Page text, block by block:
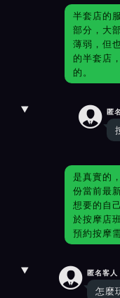
半套店的
部分，大
薄弱，但
的半套店
的。
 匿
是真實的
份當前最
想要的自
於按摩店
預約按摩
 匿名客人
怎麼